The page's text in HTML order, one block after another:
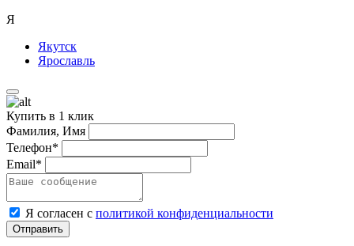
Я
Якутск
Ярославль
Купить в 1 клик
Фамилия, Имя
Телефон*
Email*
Я согласен с политикой конфиденциальности